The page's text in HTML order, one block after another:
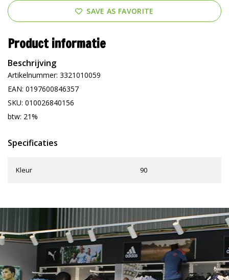
SAVE AS FAVORITE
Product informatie
Beschrijving
Artikelnummer: 3321010059
EAN: 0197600846357
SKU: 010026840156
btw: 21%
Specificaties
Kleur 90